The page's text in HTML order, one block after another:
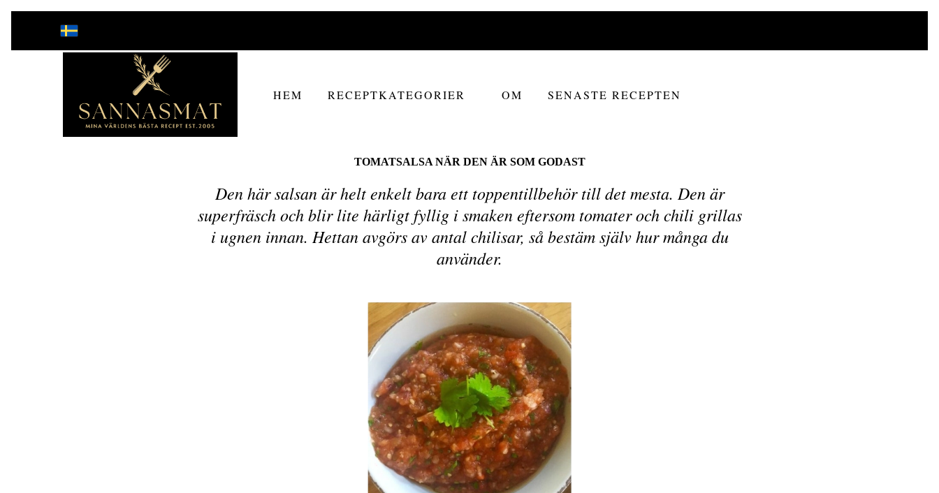
HEM RECEPTKATEGORIER OM SENASTE RECEPTEN
TOMATSALSA NÄR DEN ÄR SOM GODAST
Den här salsan är helt enkelt bara ett toppentillbehör till det mesta. Den är
superfräsch och blir lite härligt fyllig i smaken eftersom tomater och chili grillas
i ugnen innan. Hettan avgörs av antal chilisar, så bestäm själv hur många du
använder.